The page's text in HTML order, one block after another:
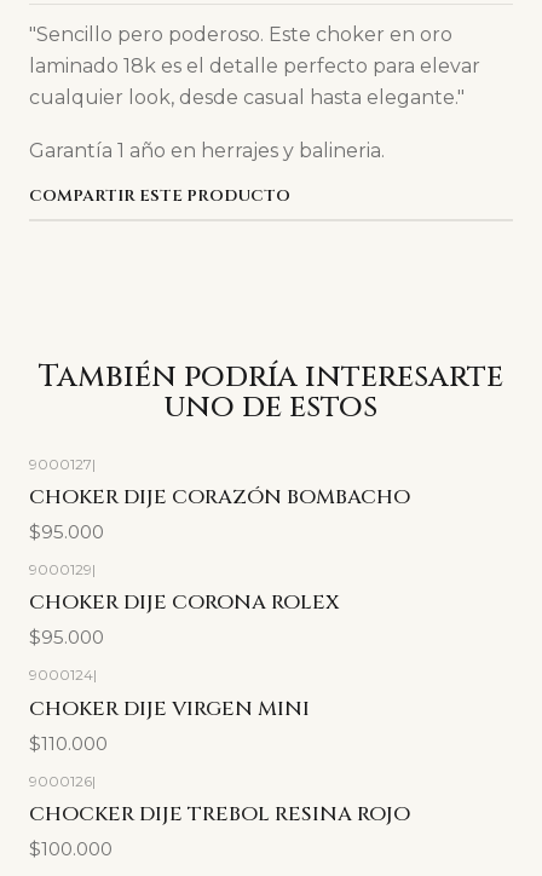
"Sencillo pero poderoso. Este choker en oro
laminado 18k es el detalle perfecto para elevar
cualquier look, desde casual hasta elegante."
Garantía 1 año en herrajes y balineria.
COMPARTIR ESTE PRODUCTO
También podría interesarte
uno de estos
9000127|
CHOKER DIJE CORAZÓN BOMBACHO
$95.000
9000129|
CHOKER DIJE CORONA ROLEX
$95.000
9000124|
CHOKER DIJE VIRGEN MINI
$110.000
9000126|
CHOCKER DIJE TREBOL RESINA ROJO
$100.000